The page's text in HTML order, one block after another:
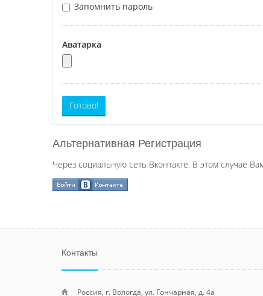
Запомнить пароль
Аватарка
Готово!
Альтернативная Регистрация
Через социальную сеть Вконтакте. В этом случае
Контакты
Россия, г. Вологда, ул. Гончарная, д. 4а